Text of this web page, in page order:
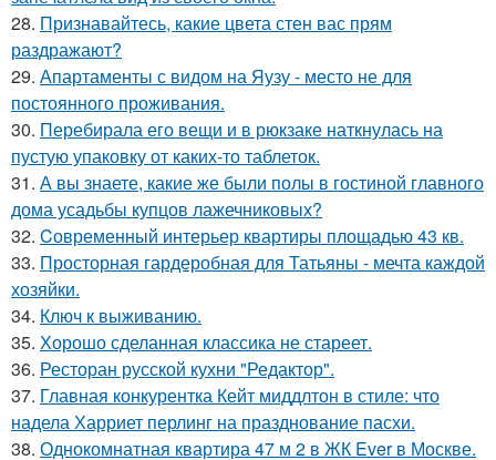
28. Признавайтесь, какие цвета стен вас прям
раздражают?
29. Апартаменты с видом на Яузу - место не для
постоянного проживания.
30. Перебирала его вещи и в рюкзаке наткнулась на
пустую упаковку от каких-то таблеток.
31. А вы знаете, какие же были полы в гостиной главного
дома усадьбы купцов лажечниковых?
32. Cовременный интерьер квартиры площадью 43 кв.
33. Просторная гардеробная для Татьяны - мечта каждой
хозяйки.
34. Ключ к выживанию.
35. Хорошо сделанная классика не стареет.
36. Ресторан русской кухни "Редактор".
37. Главная конкурентка Кейт миддлтон в стиле: что
надела Харриет перлинг на празднование пасхи.
38. Однокомнатная квартира 47 м 2 в ЖК Ever в Москве.